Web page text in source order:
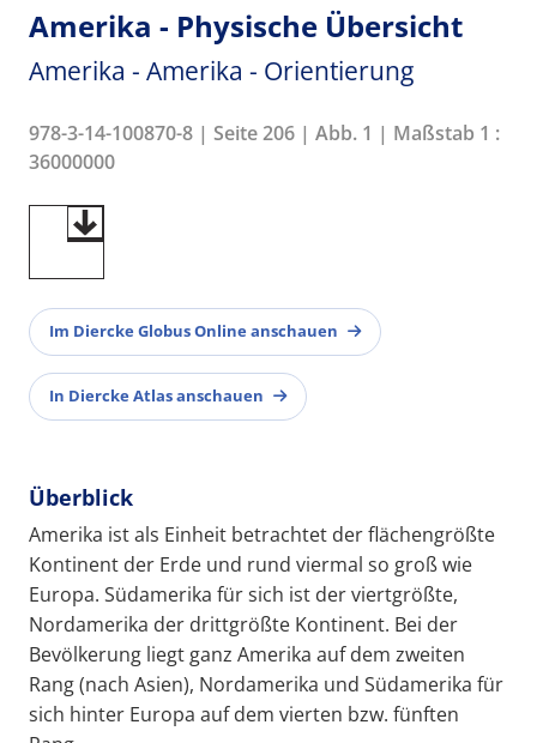
Amerika - Physische Übersicht
Amerika - Amerika - Orientierung
978-3-14-100870-8 | Seite 206 | Abb. 1 | Maßstab 1 :
36000000
Im Diercke Globus Online anschauen
In Diercke Atlas anschauen
Überblick
Amerika ist als Einheit betrachtet der flächengrößte
Kontinent der Erde und rund viermal so groß wie
Europa. Südamerika für sich ist der viertgrößte,
Nordamerika der drittgrößte Kontinent. Bei der
Bevölkerung liegt ganz Amerika auf dem zweiten
Rang (nach Asien), Nordamerika und Südamerika für
sich hinter Europa auf dem vierten bzw. fünften